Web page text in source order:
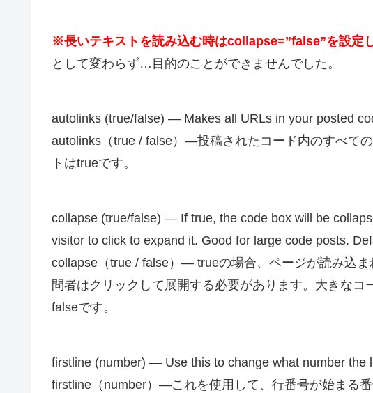
※長いテキストを読み込む時はcollapse=”false”を設定
として変わらず…目的のことができませんでした。
autolinks (true/false) — Makes all URLs in your posted
autolinks（true / false）—投稿されたコード内のすべて
トはtrueです。
collapse (true/false) — If true, the code box will be
visitor to click to expand it. Good for large code posts.
collapse（true / false）— trueの場合、ページが読み込
問者はクリックして展開する必要があります。大きな
falseです。
firstline (number) — Use this to change what number the
firstline（number）—これを使用して、行番号が始まる